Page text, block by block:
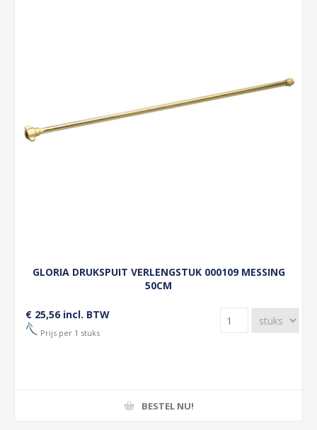
GLORIA DRUKSPUIT VERLENGSTUK 000109 MESSING
50CM
€ 25,56 incl. BTW
Prijs per 1 stuks
BESTEL NU!